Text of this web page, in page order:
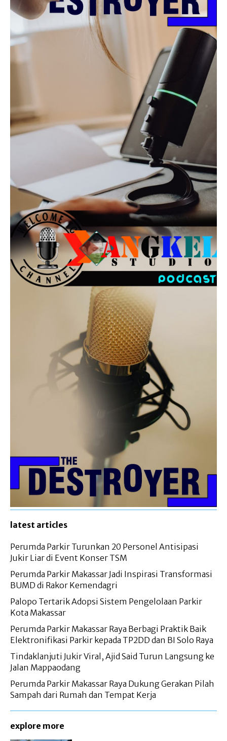
latest articles
Perumda Parkir Turunkan 20 Personel Antisipasi
Jukir Liar di Event Konser TSM
Perumda Parkir Makassar Jadi Inspirasi Transformasi
BUMD di Rakor Kemendagri
Palopo Tertarik Adopsi Sistem Pengelolaan Parkir
Kota Makassar
Perumda Parkir Makassar Raya Berbagi Praktik Baik
Elektronifikasi Parkir kepada TP2DD dan BI Solo Raya
Tindaklanjuti Jukir Viral, Ajid Said Turun Langsung ke
Jalan Mappaodang
Perumda Parkir Makassar Raya Dukung Gerakan Pilah
Sampah dari Rumah dan Tempat Kerja
explore more